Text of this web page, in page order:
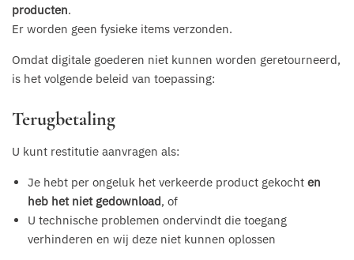
producten.
Er worden geen fysieke items verzonden.
Omdat digitale goederen niet kunnen worden geretourneerd,
is het volgende beleid van toepassing:
Terugbetaling
U kunt restitutie aanvragen als:
Je hebt per ongeluk het verkeerde product gekocht en
heb het niet gedownload, of
U technische problemen ondervindt die toegang
verhinderen en wij deze niet kunnen oplossen